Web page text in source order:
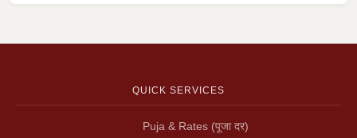
QUICK SERVICES
Puja & Rates (पूजा दर)